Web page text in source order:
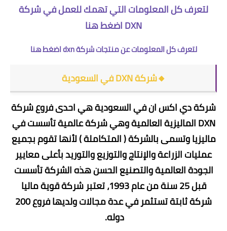
لتعرف كل المعلومات التي تهمك للعمل في شركة
DXNاضغط هنا
لتعرف كل المعلومات عن منتجات شركة dxn اضغط هنا
🔸شركة DXN في السعودية
شركة دي اكس ان في السعودية هي احدى فروع شركة
DXN الماليزية العالمية وهي شركة عالمية تأسست في
ماليزيا وتسمى بالشركة ( المتكاملة ) لأنها تقوم بجميع
عمليات الزراعة والإنتاج والتوزيع والتوريد بأعلى معايير
الجودة العالمية والتصنيع الحسن هذه الشركة تأسست
قبل 25 سنة من عام 1993، تعتبر شركة قوية ماليا
شركة ثابتة تستثمر في عدة مجالات ولديها فروع 200
دوله.